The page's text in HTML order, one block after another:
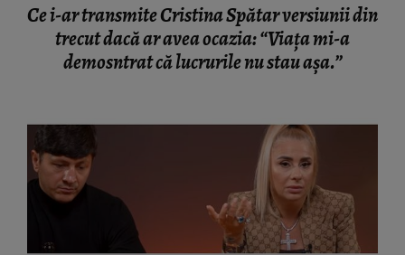
Ce i-ar transmite Cristina Spătar versiunii din
trecut dacă ar avea ocazia: “Viața mi-a
demosntrat că lucrurile nu stau așa.”